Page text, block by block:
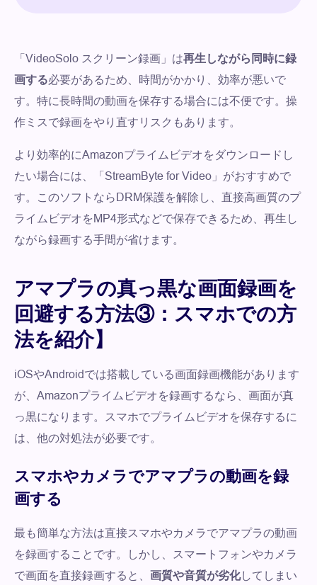
「VideoSolo スクリーン録画」は再生しながら同時に録
画する必要があるため、時間がかかり、効率が悪いで
す。特に長時間の動画を保存する場合には不便です。操
作ミスで録画をやり直すリスクもあります。
より効率的にAmazonプライムビデオをダウンロードし
たい場合には、「StreamByte for Video」がおすすめで
す。このソフトならDRM保護を解除し、直接高画質のプ
ライムビデオをMP4形式などで保存できるため、再生し
ながら録画する手間が省けます。
アマプラの真っ黒な画面録画を
回避する方法③：スマホでの方
法を紹介】
iOSやAndroidでは搭載している画面録画機能があります
が、Amazonプライムビデオを録画するなら、画面が真
っ黒になります。スマホでプライムビデオを保存するに
は、他の対処法が必要です。
スマホやカメラでアマプラの動画を録
画する
最も簡単な方法は直接スマホやカメラでアマプラの動画
を録画することです。しかし、スマートフォンやカメラ
で画面を直接録画すると、 画質や音質が劣化してしまい